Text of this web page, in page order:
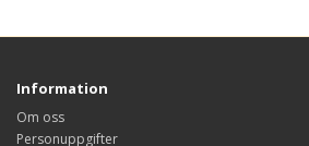
Information
Om oss
Personuppgifter